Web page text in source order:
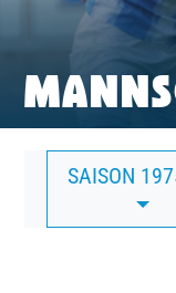
FRAUEN
CAMPUS
CLUB
BUSINESS
SAISON